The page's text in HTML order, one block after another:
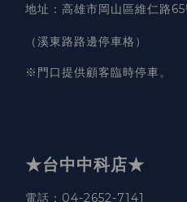
地址 ： 高雄市岡山區維仁路65
（溪東路路邊停車格）
※門口提供顧客臨時停車。
★台中中科店★
電話 ：04-2652-7141